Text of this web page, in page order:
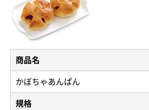
商品名
かぼちゃあんぱん
規格